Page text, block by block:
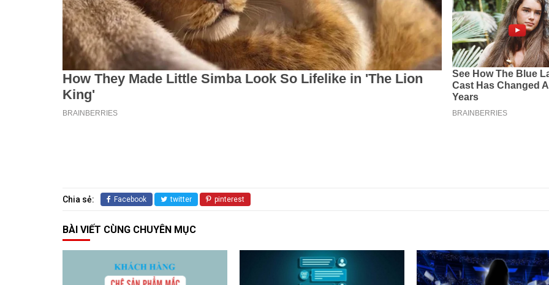
Chia sẻ: Facebook twitter pinterest
BÀI VIẾT CÙNG CHUYÊN MỤC